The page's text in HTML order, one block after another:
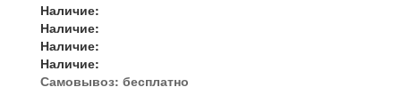
Наличие:
Наличие:
Наличие:
Наличие:
Самовывоз: бесплатно